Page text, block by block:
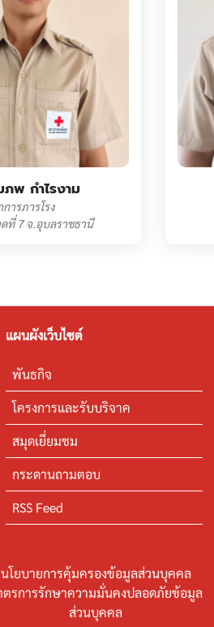
พ กำไรงาม
การภารโรง
ที่ 7 จ.อุบลราชธานี
แผนผังเว็บไซต์
พันธกิจ
โครงการและรับบริจาค
สมุดเยี่ยมชม
กระดานถามตอบ
RSS Feed
นโยบายการคุ้มครองข้อมูลส่วนบุคคล
ตรการรักษาความมั่นคงปลอดภัยข้อมูล
ส่วนบุคคล